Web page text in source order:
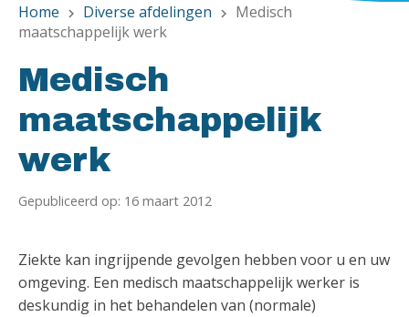
Home chevron_right Diverse afdelingen chevron_right
Medisch
maatschappelijk werk
Medisch
maatschappelijk
werk
Gepubliceerd op: 16 maart 2012
Ziekte kan ingrijpende gevolgen hebben voor u en uw
omgeving. Een medisch maatschappelijk werker is
deskundig in het behandelen van (normale)